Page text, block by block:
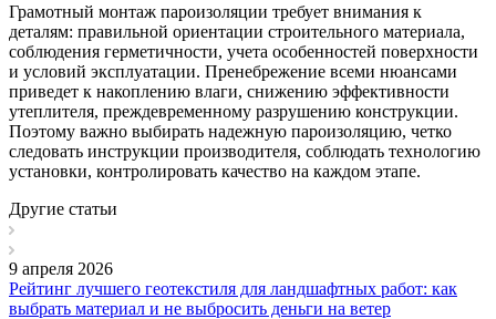
Грамотный монтаж пароизоляции требует внимания к
деталям: правильной ориентации строительного материала,
соблюдения герметичности, учета особенностей поверхности
и условий эксплуатации. Пренебрежение всеми нюансами
приведет к накоплению влаги, снижению эффективности
утеплителя, преждевременному разрушению конструкции.
Поэтому важно выбирать надежную пароизоляцию, четко
следовать инструкции производителя, соблюдать технологию
установки, контролировать качество на каждом этапе.
Другие статьи
9 апреля 2026
Рейтинг лучшего геотекстиля для ландшафтных работ: как
выбрать материал и не выбросить деньги на ветер